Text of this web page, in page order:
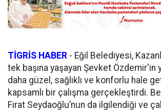
TİGRİS HABER - Eğil Belediyesi,
tek başına yaşayan Şevket Özdemir'in
daha güzel, sağlıklı ve konforlu hale
kapsamlı bir çalışma gerçekleştirdi.
Fırat Seydaoğlu’nun da ilgilendiği ve